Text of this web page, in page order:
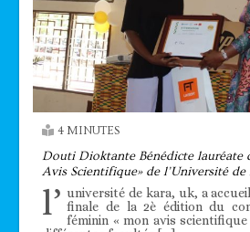
4 MINUTES
Douti Dioktante Bénédicte lauréate
Avis Scientifique» de l’Université de
l’ université de kara, uk, a
finale de la 2è édition du
féminin « mon avis